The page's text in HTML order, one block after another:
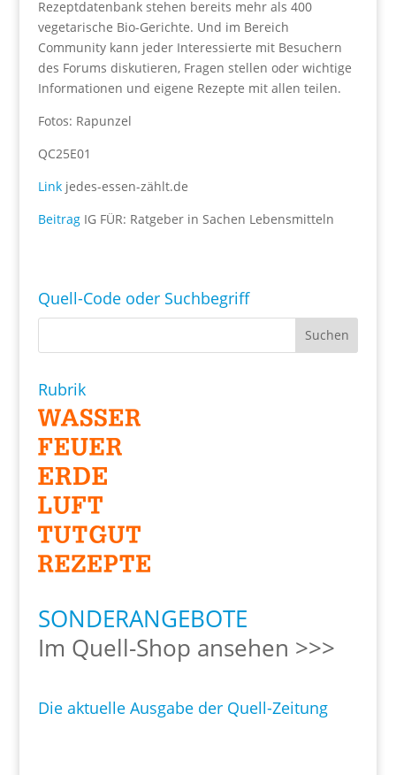
Rezeptdatenbank stehen bereits mehr als 400
vegetarische Bio-Gerichte. Und im Bereich
Community kann jeder Interessierte mit Besuchern
des Forums diskutieren, Fragen stellen oder wichtige
Informationen und eigene Rezepte mit allen teilen.
Fotos: Rapunzel
QC25E01
Linkjedes-essen-zählt.de
BeitragIG FÜR: Ratgeber in Sachen Lebensmitteln
Quell-Code oder Suchbegriff
Rubrik
SONDERANGEBOTE
Im Quell-Shop ansehen >>>
Die aktuelle Ausgabe der Quell-Zeitung